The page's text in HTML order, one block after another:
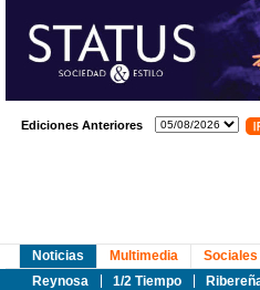
Ediciones Anteriores
Noticias
Reynosa
1/2 Tiempo
Multimedia Sociales